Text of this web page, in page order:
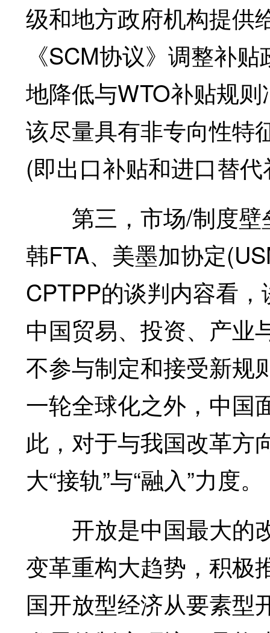
级和地方政府机构提供
《SCM协议》调整补
地降低与WTO补贴规
该尽量具有非专向性特
(即出口补贴和进口替
第三，市场/制度壁
韩FTA、美墨加协定
CPTPP的谈判内容看
中国贸易、投资、产业
不参与制定和接受新规
一轮全球化之外，中国
此，对于与我国改革方
大“接轨”与“融入”力度。
开放是中国最大的
变革重构大趋势，积极
国开放型经济从要素型